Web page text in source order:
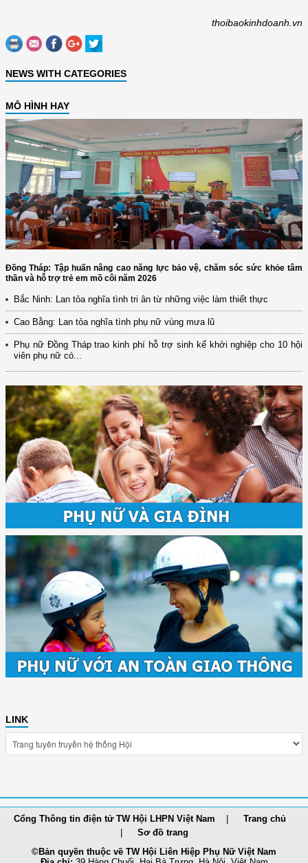
thoibaokinhdoanh.vn
NEWS WITH CATEGORIES
MÔ HÌNH HAY
Đồng Tháp: Tập huấn nâng cao năng lực bảo vệ, chăm sóc sức khỏe tâm
thần và hỗ trợ trẻ em mồ côi năm 2026
Bắc Ninh: Lan tỏa nghĩa tình tri ân từ những việc làm thiết thực
Cao Bằng: Lan tỏa nghĩa tình phụ nữ vùng mưa lũ
Phụ nữ Đồng Tháp trao kinh phí hỗ trợ sinh kế khởi nghiệp cho 10 hội
viên phụ nữ có...
LINK
Cổng Thông tin điện tử TW Hội LHPN Việt Nam
Trang chủ
Sơ đồ trang
©Bản quyền thuộc về TW Hội Liên Hiệp Phụ Nữ Việt Nam